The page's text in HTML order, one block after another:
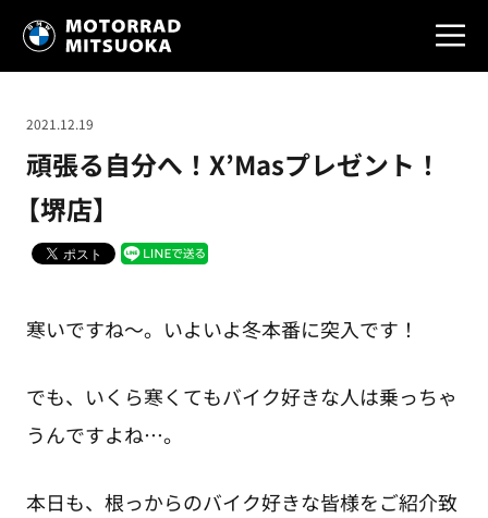
頑張る自分へ！X’Masプレゼント！
【堺店】
2021.12.19
寒いですね～。いよいよ冬本番に突入です！
でも、いくら寒くてもバイク好きな人は乗っちゃ
うんですよね…。
本日も、根っからのバイク好きな皆様をご紹介致